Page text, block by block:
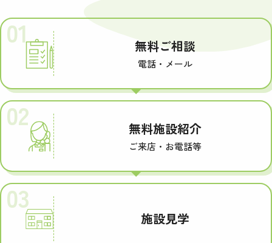
01 無料ご相談
電話・メール
02 無料施設紹介
ご来店・お電話等
03
施設見学